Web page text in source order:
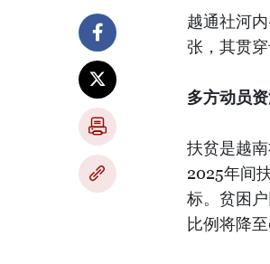
越通社河
张，其贯
多方动员
扶贫是越
2025年间
标。贫困
比例将降